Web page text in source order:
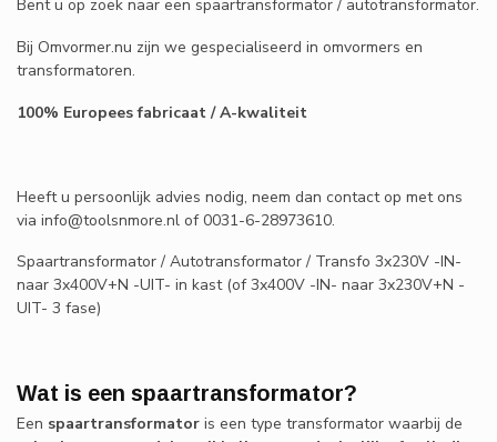
Bent u op zoek naar een spaartransformator / autotransformator.
Bij Omvormer.nu zijn we gespecialiseerd in omvormers en
transformatoren.
100% Europees fabricaat / A-kwaliteit
Heeft u persoonlijk advies nodig, neem dan contact op met ons
via info@toolsnmore.nl of 0031-6-28973610.
Spaartransformator / Autotransformator / Transfo 3x230V -IN-
naar 3x400V+N -UIT- in kast (of 3x400V -IN- naar 3x230V+N -
UIT- 3 fase)
Wat is een spaartransformator?
Een spaartransformator is een type transformator waarbij de